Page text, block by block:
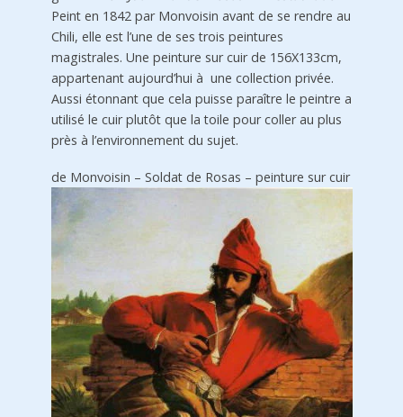
Peint en 1842 par Monvoisin avant de se rendre au
Chili, elle est l’une de ses trois peintures
magistrales. Une peinture sur cuir de 156X133cm,
appartenant aujourd’hui à une collection privée.
Aussi étonnant que cela puisse paraître le peintre a
utilisé le cuir plutôt que la toile pour coller au plus
près à l’environnement du sujet.
de Monvoisin – Soldat de Rosas – peinture sur cuir